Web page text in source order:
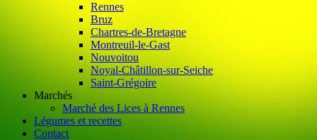
Rennes
Bruz
Chartres-de-Bretagne
Montreuil-le-Gast
Nouvoitou
Noyal-Châtillon-sur-Seiche
Saint-Grégoire
Marchés
Marché des Lices à Rennes
Légumes et recettes
Contact